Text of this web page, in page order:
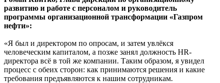
развитию и работе с персоналом и руководитель
программы организационной трансформации «Газпром
нефти»:
«Я был и директором по опросам, и затем увлёкся
человеческим капиталом, а позже занял должность HR-
директора всё в той же компании. Таким образом, я увидел
процесс с обеих сторон: как принимаются решения и какие
требования предъявляются к нашим сотрудникам.